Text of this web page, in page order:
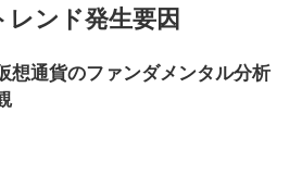
レンド発生要因
想通貨のファンダメンタル分析